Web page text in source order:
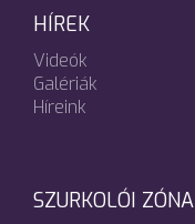
HÍREK
Videók
Galériák
Híreink
SZURKOLÓI ZÓNA